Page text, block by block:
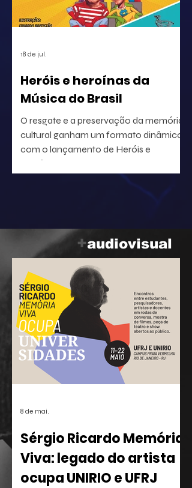
para a segurança jurídica de quem
utiliza o repertório.
Heróis e heroínas da
Música do Brasil
O resgate e a preservação da memória
cultural ganham um formato dinâmico
com o lançamento de Heróis e
heroínas da MPB. O projeto, idealizado
pelo radialista e produtor Geraldo Leite
— integrante do grupo Rumo, nome
Baptistão, propõe uma navegação
interativa pela história da música
popular brasileira.
18 de jul.
+audiovisual
Sérgio Ricardo Memória
Viva: legado do artista
ocupa UNIRIO e UFRJ
8 de mai.